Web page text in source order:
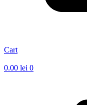
Cart
0.00 lei 0